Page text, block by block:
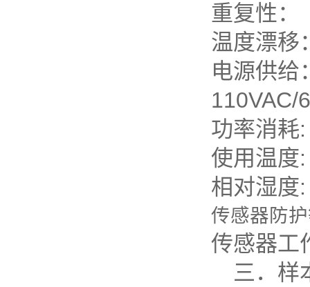
重
温
电
110VAC/
功
使
相
传感
传感
三．样